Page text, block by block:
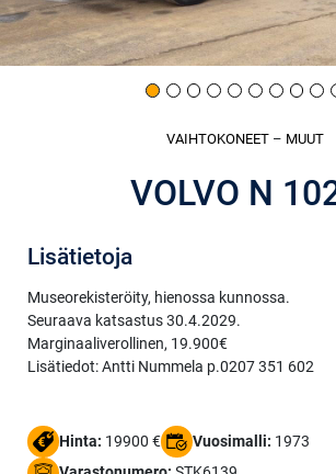
VAIHTOKONEET – MUUT
VOLVO N
Lisätietoja
Museorekisteröity, hienossa kunnossa.
Seuraava katsastus 30.4.2029.
Marginaaliverollinen, 19.900€
Lisätiedot: Antti Nummela p.0207 351 602
Hinta: 19900 € Vuosimalli: 1973